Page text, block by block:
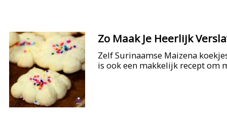
Zo Maak Je Heerlijk
Zelf Surinaamse Maizena
is ook een makkelijk recept om